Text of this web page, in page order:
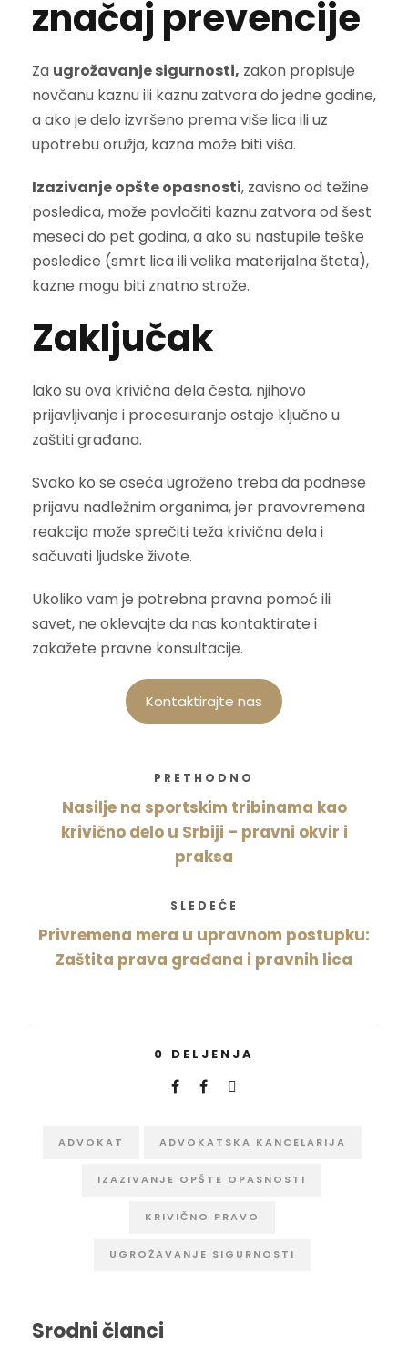
značaj prevencije
Za ugrožavanje sigurnosti, zakon propisuje
novčanu kaznu ili kaznu zatvora do jedne godine,
a ako je delo izvršeno prema više lica ili uz
upotrebu oružja, kazna može biti viša.
Izazivanje opšte opasnosti, zavisno od težine
posledica, može povlačiti kaznu zatvora od šest
meseci do pet godina, a ako su nastupile teške
posledice (smrt lica ili velika materijalna šteta),
kazne mogu biti znatno strože.
Zaključak
Iako su ova krivična dela česta, njihovo
prijavljivanje i procesuiranje ostaje ključno u
zaštiti građana.
Svako ko se oseća ugroženo treba da podnese
prijavu nadležnim organima, jer pravovremena
reakcija može sprečiti teža krivična dela i
sačuvati ljudske živote.
Ukoliko vam je potrebna pravna pomoć ili
savet, ne oklevajte da nas kontaktirate i
zakažete pravne konsultacije.
Kontaktirajte nas
PRETHODNO
Nasilje na sportskim tribinama kao
krivično delo u Srbiji – pravni okvir i
praksa
SLEDEĆE
Privremena mera u upravnom postupku:
Zaštita prava građana i pravnih lica
0 DELJENJA
ADVOKAT ADVOKATSKA KANCELARIJA
IZAZIVANJE OPŠTE OPASNOSTI
KRIVIČNO PRAVO
UGROŽAVANJE SIGURNOSTI
Srodni članci